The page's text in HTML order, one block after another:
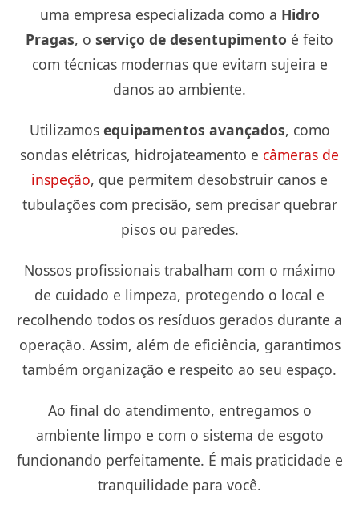
uma empresa especializada como a Hidro
Pragas, o serviço de desentupimento é feito
com técnicas modernas que evitam sujeira e
danos ao ambiente.
Utilizamos equipamentos avançados, como
sondas elétricas, hidrojateamento e câmeras de
inspeção, que permitem desobstruir canos e
tubulações com precisão, sem precisar quebrar
pisos ou paredes.
Nossos profissionais trabalham com o máximo
de cuidado e limpeza, protegendo o local e
recolhendo todos os resíduos gerados durante a
operação. Assim, além de eficiência, garantimos
também organização e respeito ao seu espaço.
Ao final do atendimento, entregamos o
ambiente limpo e com o sistema de esgoto
funcionando perfeitamente. É mais praticidade e
tranquilidade para você.